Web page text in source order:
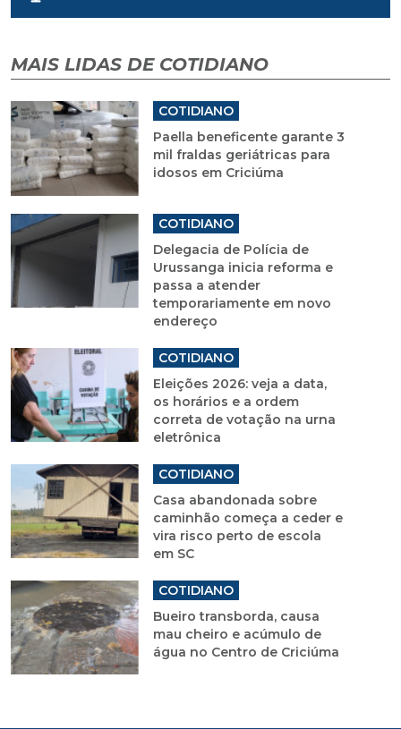
MAIS LIDAS DE COTIDIANO
COTIDIANO
Paella beneficente garante 3
mil fraldas geriátricas para
idosos em Criciúma
COTIDIANO
Delegacia de Polícia de
Urussanga inicia reforma e
passa a atender
temporariamente em novo
endereço
COTIDIANO
Eleições 2026: veja a data,
os horários e a ordem
correta de votação na urna
eletrônica
COTIDIANO
Casa abandonada sobre
caminhão começa a ceder e
vira risco perto de escola
em SC
COTIDIANO
Bueiro transborda, causa
mau cheiro e acúmulo de
água no Centro de Criciúma